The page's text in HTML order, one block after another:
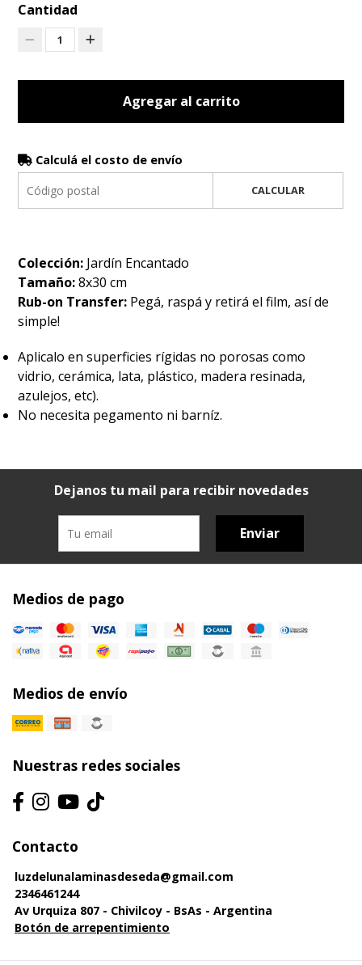
Cantidad
1
Agregar al carrito
Calculá el costo de envío
CALCULAR
Colección: Jardín Encantado
Tamaño:8x30 cm
Rub-on Transfer: Pegá, raspá y retirá el film, así de
simple!
Aplicalo en superficies rígidas no porosas como
vidrio, cerámica, lata, plástico, madera resinada,
azulejos, etc).
No necesita pegamento ni barníz.
Dejanos tu mail para recibir novedades
Enviar
Medios de pago
Medios de envío
Nuestras redes sociales
Contacto
luzdelunalaminasdeseda@gmail.com
2346461244
Av Urquiza 807 - Chivilcoy - BsAs - Argentina
Botón de arrepentimiento